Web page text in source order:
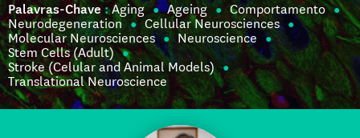
Palavras-Chave:Aging Ageing
Comportamento
Neurodegeneration
Cellular Neurosciences
Molecular Neurosciences
Neuroscience
Stem Cells (Adult)
Stroke (Celular and Animal Models)
Translational Neuroscience